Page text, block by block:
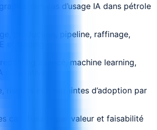
des cas d’usage IA dans pétrole
production, pipeline, raffinage,
et trading
avancé, machine learning,
risques et contraintes d’adoption par
cas d’usage par valeur et faisabilité